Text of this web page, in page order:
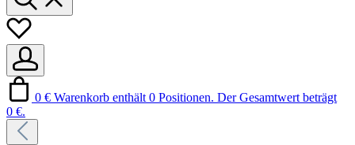
0 € Warenkorb enthält 0 Positionen. Der Gesamtwert beträgt
0 €.